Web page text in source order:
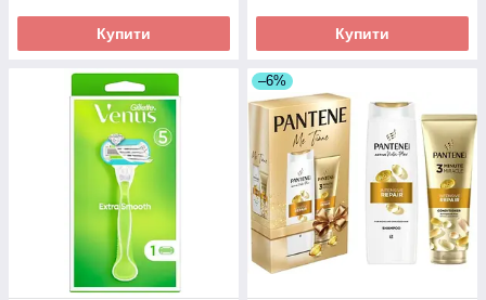
Купити Купити
–6%